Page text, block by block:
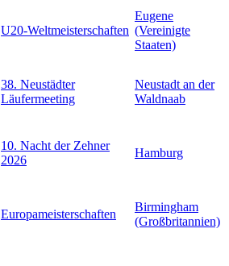
U20-Weltmeisterschaften
Eugene
(Vereinigte
Staaten)
38. Neustädter
Läufermeeting
Neustadt an der
Waldnaab
10. Nacht der Zehner
2026
Hamburg
Europameisterschaften
Birmingham
(Großbritannien)